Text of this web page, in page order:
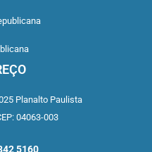
Planalto Paulista
04063-003
5160